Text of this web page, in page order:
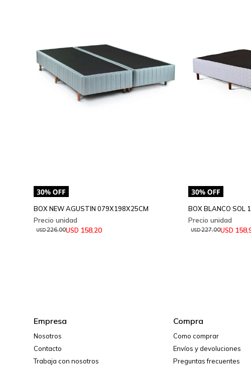
BOX NEW AGUSTIN 079X198X25CM
USD 158,20
USD226,00
BOX BLANCO SOL
USD
USD227,00
Empresa
Nosotros
Contacto
Trabaja con nosotros
Compra
Como comprar
Envíos y devoluciones
Preguntas frecuentes